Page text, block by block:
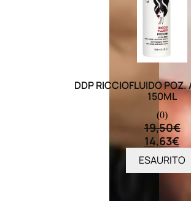
DDP RICCIOFLUIDO POZ.
150ML
(0)
19,50€
14,63€
ESAURITO